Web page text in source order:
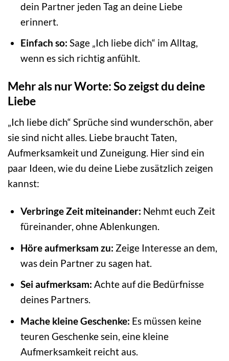
dein Partner jeden Tag an deine Liebe
erinnert.
Einfach so: Sage „Ich liebe dich“ im Alltag,
wenn es sich richtig anfühlt.
Mehr als nur Worte: So zeigst du deine
Liebe
„Ich liebe dich“ Sprüche sind wunderschön, aber
sie sind nicht alles. Liebe braucht Taten,
Aufmerksamkeit und Zuneigung. Hier sind ein
paar Ideen, wie du deine Liebe zusätzlich zeigen
kannst:
Verbringe Zeit miteinander: Nehmt euch Zeit
füreinander, ohne Ablenkungen.
Höre aufmerksam zu: Zeige Interesse an dem,
was dein Partner zu sagen hat.
Sei aufmerksam: Achte auf die Bedürfnisse
deines Partners.
Mache kleine Geschenke: Es müssen keine
teuren Geschenke sein, eine kleine
Aufmerksamkeit reicht aus.